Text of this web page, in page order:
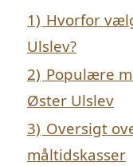
1) Hvorfor
Ulslev?
2) Populære
Øster Ulslev
3) Oversigt
måltidskasser